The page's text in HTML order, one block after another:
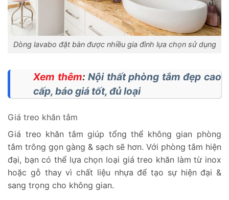
Dòng lavabo đặt bàn được nhiều gia đình lựa chọn sử dụng
Xem thêm:Nội thất phòng tắm đẹp cao
cấp, báo giá tốt, đủ loại
Giá treo khăn tắm
Giá treo khăn tắm giúp tổng thể không gian phòng
tắm trông gọn gàng & sạch sẽ hơn. Với phòng tắm hiện
đại, bạn có thể lựa chọn loại giá treo khăn làm từ inox
hoặc gỗ thay vì chất liệu nhựa để tạo sự hiện đại &
sang trọng cho không gian.